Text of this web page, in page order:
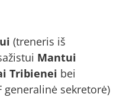
(treneris iš
Mantui
Tribienei bei
generalinė sekretorė)